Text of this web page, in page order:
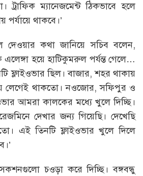
ট্রাফিক ম্যানেজমেন্ট ঠিকভাবে হলে
পর্যায়ে থাকবে।’
দেওয়ার কথা জানিয়ে সচিব বলেন,
হয়ে হাটিকুমরুল পর্যন্ত গেলে…
ফ্লাইওভার ছিল। বাজার, শহর থাকায়
লেগেই থাকতো। নওজোর, সফিপুর ও
আমরা কালকের মধ্যে খুলে দিচ্ছি।
দেখার জন্য গিয়েছি। দেখেছি
এই তিনটি ফ্লাইওভার খুলে দিলে
চওড়া করে দিচ্ছি। বঙ্গবন্ধু